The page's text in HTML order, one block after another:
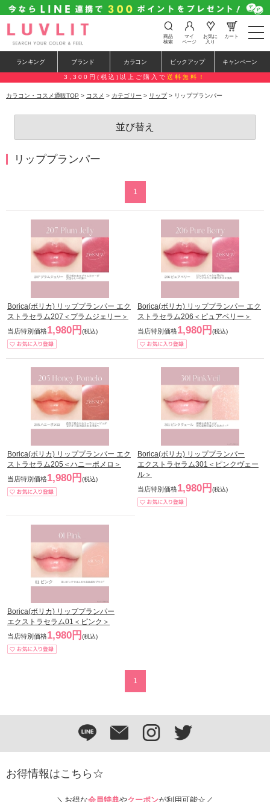
t
o
e
n
t
商品
検索
マイ
ページ
お気に
入り
カート
ランキング ブランド カラコン ピックアップ キャンペーン
3,300円(税込)以上ご購入で 送料無料！
カラコン・コスメ通販TOP > コスメ > カテゴリー > リップ> リッププランパー
並び替え
リッププランパー
1
Borica(ボリカ) リッププランパー エク
ストラセラム207＜プラムジェリー＞
当店特別価格1,980円 (税込)
Borica(ボリカ) リッププランパー エク
ストラセラム206＜ピュアベリー＞
当店特別価格1,980円 (税込)
Borica(ボリカ) リッププランパー エク
ストラセラム205＜ハニーポメロ＞
当店特別価格1,980円 (税込)
Borica(ボリカ) リッププランパー
エクストラセラム301＜ピンクヴェー
ル＞
当店特別価格1,980円 (税込)
Borica(ボリカ) リッププランパー
エクストラセラム01＜ピンク＞
当店特別価格1,980円 (税込)
1
お得情報はこちら☆
＼お得な会員特典やクーポンが利用可能☆／